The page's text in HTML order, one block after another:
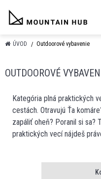
ÚVOD Outdoorové vybavenie
OUTDOOROVÉ
Kategória plná praktických
cestách. Otravujú Ťa
zapáliť oheň? Poranil si sa?
praktických vecí nájdeš